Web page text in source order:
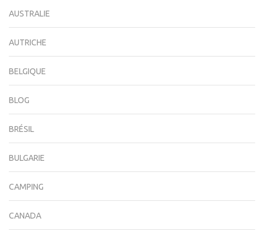
AUSTRALIE
AUTRICHE
BELGIQUE
BLOG
BRÉSIL
BULGARIE
CAMPING
CANADA